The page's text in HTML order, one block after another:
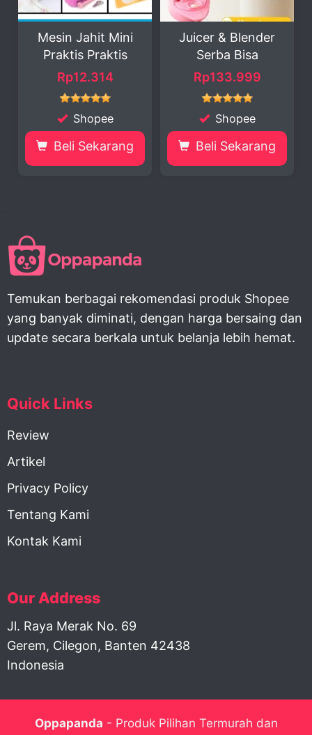
Mesin Jahit Mini
Praktis Praktis
Rp12.314
Shopee
Beli Sekarang
Juicer & Blender
Serba Bisa
Rp133.999
Shopee
Beli Sekarang
Temukan berbagai rekomendasi produk Shopee
yang banyak diminati, dengan harga bersaing dan
update secara berkala untuk belanja lebih hemat.
Quick Links
Review
Artikel
Privacy Policy
Tentang Kami
Kontak Kami
Our Address
Jl. Raya Merak No. 69
Gerem, Cilegon, Banten 42438
Indonesia
Oppapanda - Produk Pilihan Termurah dan